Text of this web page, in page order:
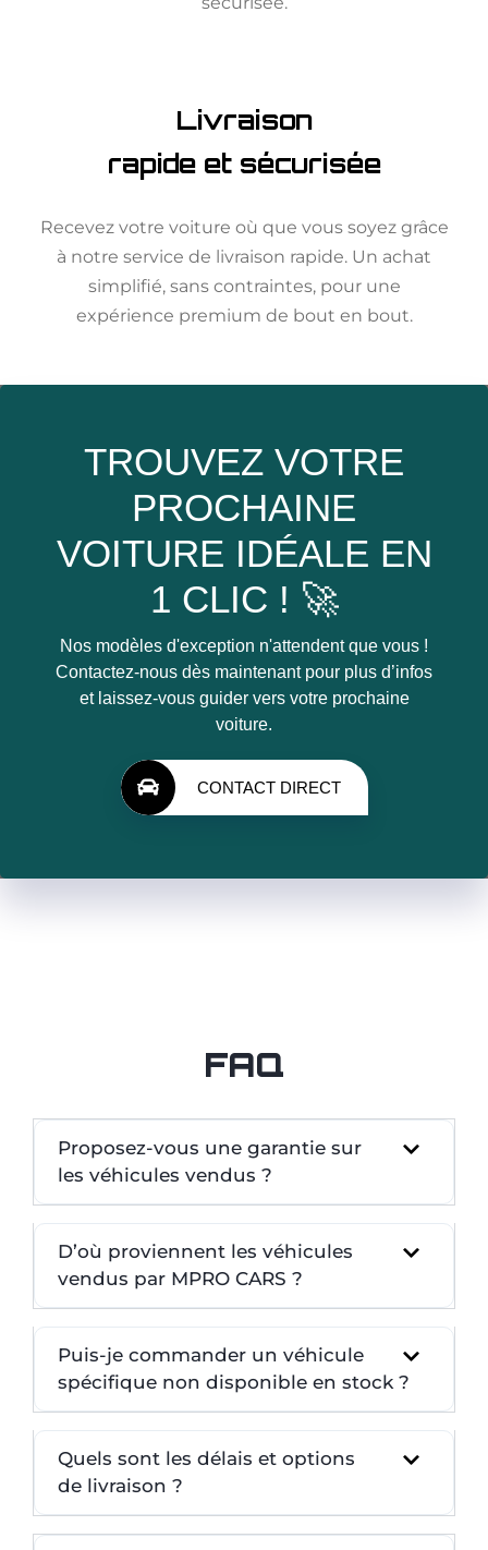
Livraison
rapide et sécurisée
Recevez votre voiture où que vous soyez grâce
à notre service de livraison rapide. Un achat
simplifié, sans contraintes, pour une
expérience premium de bout en bout.
TROUVEZ VOTRE
PROCHAINE
VOITURE IDÉALE EN
1 CLIC ! 🚀
Nos modèles d'exception n'attendent que vous !
Contactez-nous dès maintenant pour plus d’infos
et laissez-vous guider vers votre prochaine
voiture.
CONTACT DIRECT
FAQ
Proposez-vous une garantie sur
les véhicules vendus ?
D’où proviennent les véhicules
vendus par MPRO CARS ?
Puis-je commander un véhicule
spécifique non disponible en stock ?
Quels sont les délais et options
de livraison ?